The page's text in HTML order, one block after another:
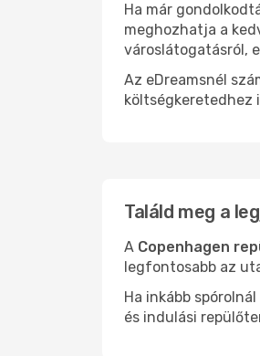
Ha már
meghozhatja a
városlátogatásról,
Az eDreamsnél
költségkeretedhez
Találd meg a
A Copenhagen
legfontosabb az
Ha inkább
és indulási